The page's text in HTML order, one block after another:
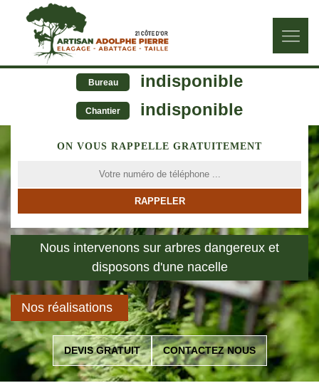
Bureau indisponible
Chantier indisponible
ON VOUS RAPPELLE GRATUITEMENT
Nous intervenons sur arbres dangereux et
disposons d'une nacelle
Nos réalisations
DEVIS GRATUIT CONTACTEZ NOUS